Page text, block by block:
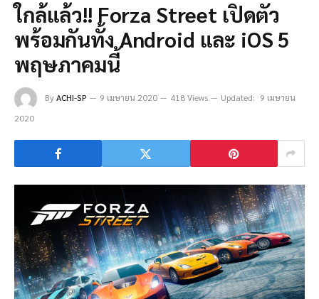
ใกล้แล้ว!! Forza Street เปิดตัว
พร้อมกันทั้ง Android และ iOS 5
พฤษภาคมนี้
ByACHI-SP 9 เมษายน 2020 418 Views Updated: 9 เมษายน
2020